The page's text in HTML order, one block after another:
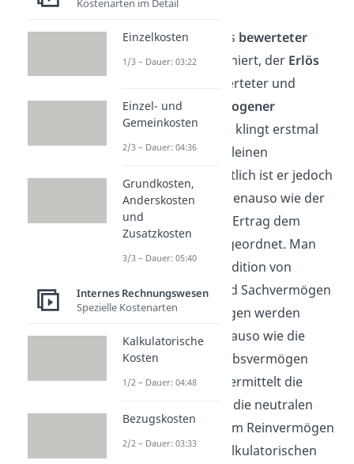
DerErtragwird als bewerteter
Wertzuwachs
definiert, der Erlös
hingegen als bewerteter und
betriebszweckbezogener
Wertzuwachs. Das klingt erstmal
nach einem sehr kleinen
Unterschied, inhaltlich ist er jedoch
sehr bedeutend. Genauso wie der
Aufwand wird der Ertrag dem
Reinvermögen zugeordnet. Man
kann ihn durch Addition von
Geldvermögen und Sachvermögen
berechnen. Hingegen werden
Umsatzerlöse genauso wie die
Kosten dem Betriebsvermögen
zugewiesen. Man ermittelt die
Erlöse indem man die neutralen
Aufwendungen vom Reinvermögen
abzieht und die kalkulatorischen
Kostenarten im Detail
Einzelkosten
1/3 – Dauer: 03:22
Einzel- und
Gemeinkosten
2/3 – Dauer: 04:36
Grundkosten,
Anderskosten
und
Zusatzkosten
3/3 – Dauer: 05:40
Internes Rechnungswesen
Spezielle Kostenarten
Kalkulatorische
Kosten
1/2 – Dauer: 04:48
Bezugskosten
2/2 – Dauer: 03:33